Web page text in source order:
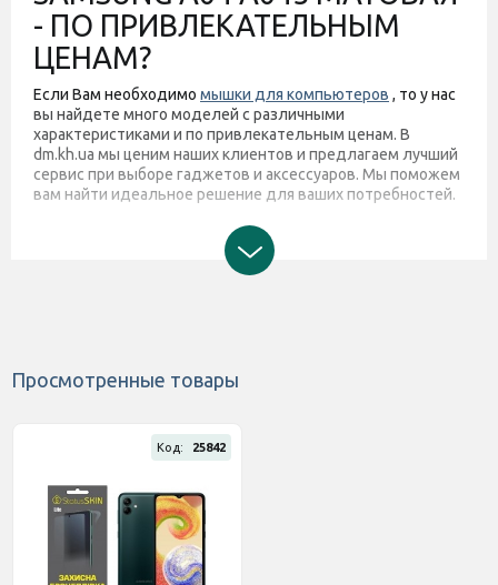
- ПО ПРИВЛЕКАТЕЛЬНЫМ
ЦЕНАМ?
Если Вам необходимо мышки для компьютеров , то у нас
вы найдете много моделей с различными
характеристиками и по привлекательным ценам. В
dm.kh.ua мы ценим наших клиентов и предлагаем лучший
сервис при выборе гаджетов и аксессуаров. Мы поможем
вам найти идеальное решение для ваших потребностей.
Просмотренные товары
Код: 25842